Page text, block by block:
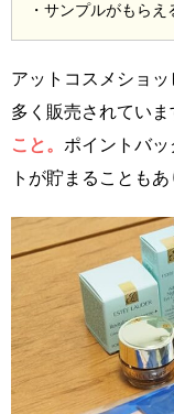
・サンプルがもら
アットコスメショ
多く販売されていま
こと。 ポイントバ
トが貯まることもあ